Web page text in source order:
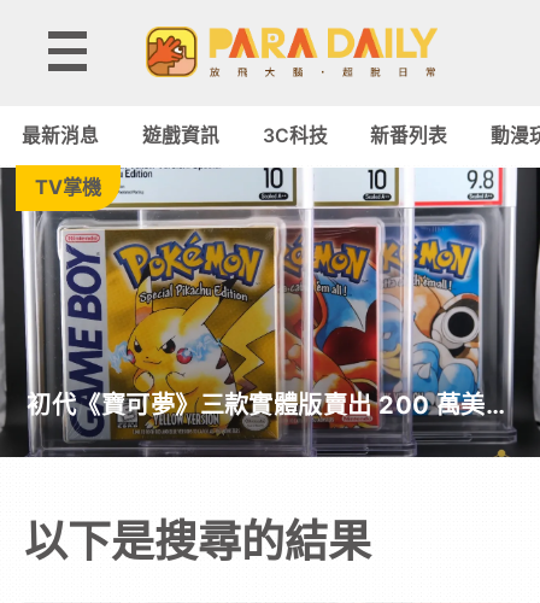
Paradaily
遊
戲
｜
動
漫
二
最新消息 遊戲資訊 3C科技 新番列表 動漫
TV掌機
初代《寶可夢》三款實體版賣出 200 萬美元
天價！ 成全球第二高遊戲收藏交易
以下是搜尋的結果